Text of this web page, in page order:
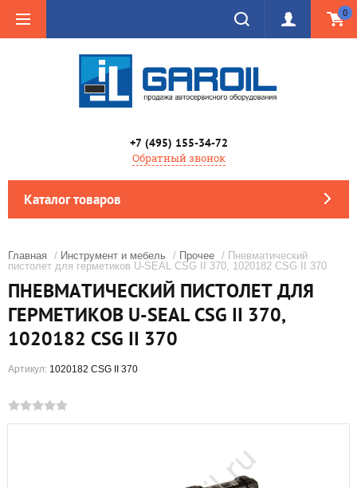
0
+7 (495) 155-34-72
Обратный звонок
Каталог товаров
Главная / Инструмент и мебель / Прочее / Пневматический
пистолет для герметиков U-SEAL CSG II 370, 1020182 CSG II 370
ПНЕВМАТИЧЕСКИЙ ПИСТОЛЕТ ДЛЯ
ГЕРМЕТИКОВ U-SEAL CSG II 370,
1020182 CSG II 370
Артикул: 1020182 CSG II 370